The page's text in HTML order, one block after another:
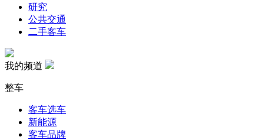
研究
公共交通
二手客车
我的频道
整车
客车选车
新能源
客车品牌